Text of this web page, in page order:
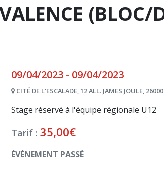
(BLOC/
09/04/2023 - 09/04/2023
CITÉ DE L'ESCALADE, 12 ALL. JAMES JOULE,
Stage réservé à l'équipe régionale U12
Tarif : 35,00€
ÉVÉNEMENT PASSÉ